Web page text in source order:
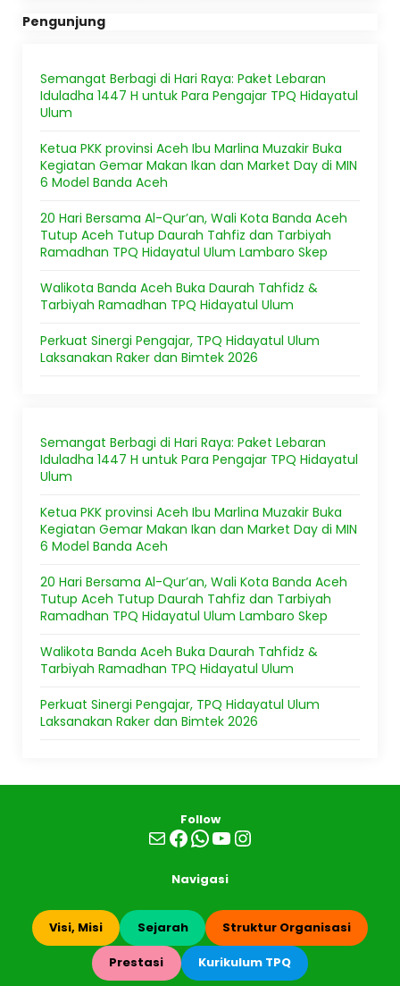
Pengunjung
Semangat Berbagi di Hari Raya: Paket Lebaran
Iduladha 1447 H untuk Para Pengajar TPQ Hidayatul
Ulum
Ketua PKK provinsi Aceh Ibu Marlina Muzakir Buka
Kegiatan Gemar Makan Ikan dan Market Day di MIN
6 Model Banda Aceh
20 Hari Bersama Al-Qur’an, Wali Kota Banda Aceh
Tutup Aceh Tutup Daurah Tahfiz dan Tarbiyah
Ramadhan TPQ Hidayatul Ulum Lambaro Skep
Walikota Banda Aceh Buka Daurah Tahfidz &
Tarbiyah Ramadhan TPQ Hidayatul Ulum
Perkuat Sinergi Pengajar, TPQ Hidayatul Ulum
Laksanakan Raker dan Bimtek 2026
Semangat Berbagi di Hari Raya: Paket Lebaran
Iduladha 1447 H untuk Para Pengajar TPQ Hidayatul
Ulum
Ketua PKK provinsi Aceh Ibu Marlina Muzakir Buka
Kegiatan Gemar Makan Ikan dan Market Day di MIN
6 Model Banda Aceh
20 Hari Bersama Al-Qur’an, Wali Kota Banda Aceh
Tutup Aceh Tutup Daurah Tahfiz dan Tarbiyah
Ramadhan TPQ Hidayatul Ulum Lambaro Skep
Walikota Banda Aceh Buka Daurah Tahfidz &
Tarbiyah Ramadhan TPQ Hidayatul Ulum
Perkuat Sinergi Pengajar, TPQ Hidayatul Ulum
Laksanakan Raker dan Bimtek 2026
Follow
MailFacebook
WhatsApp
YouTube
Instagram
Navigasi
Visi, Misi Sejarah Struktur Organisasi
Prestasi Kurikulum TPQ